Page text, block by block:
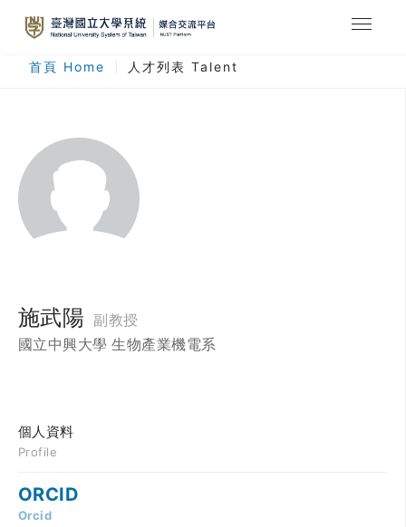
最新消息
人才列表
臺灣國立大學系統
登入
註冊
首頁 Home 人才列表 Talent
施武陽 副教授
國立中興大學 生物產業機電系
個人資料
Profile
ORCID
Orcid